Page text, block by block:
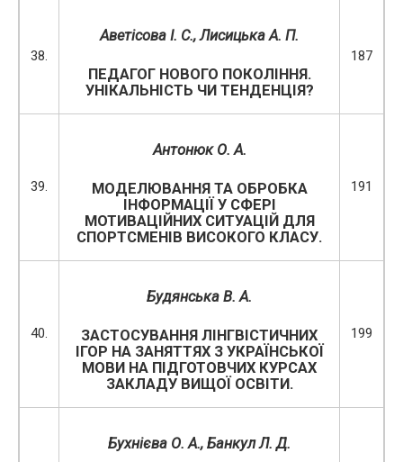
38.
Аветісова І. С., Лисицька А. П.
ПЕДАГОГ НОВОГО ПОКОЛІННЯ.
УНІКАЛЬНІСТЬ ЧИ ТЕНДЕНЦІЯ?
187
39.
Антонюк О. А.
МОДЕЛЮВАННЯ ТА ОБРОБКА
ІНФОРМАЦІЇ У СФЕРІ
МОТИВАЦІЙНИХ СИТУАЦІЙ ДЛЯ
СПОРТСМЕНІВ ВИСОКОГО КЛАСУ.
191
40.
Будянська В. А.
ЗАСТОСУВАННЯ ЛІНГВІСТИЧНИХ
ІГОР НА ЗАНЯТТЯХ З УКРАЇНСЬКОЇ
МОВИ НА ПІДГОТОВЧИХ КУРСАХ
ЗАКЛАДУ ВИЩОЇ ОСВІТИ.
199
Бухнієва О. А., Банкул Л. Д.